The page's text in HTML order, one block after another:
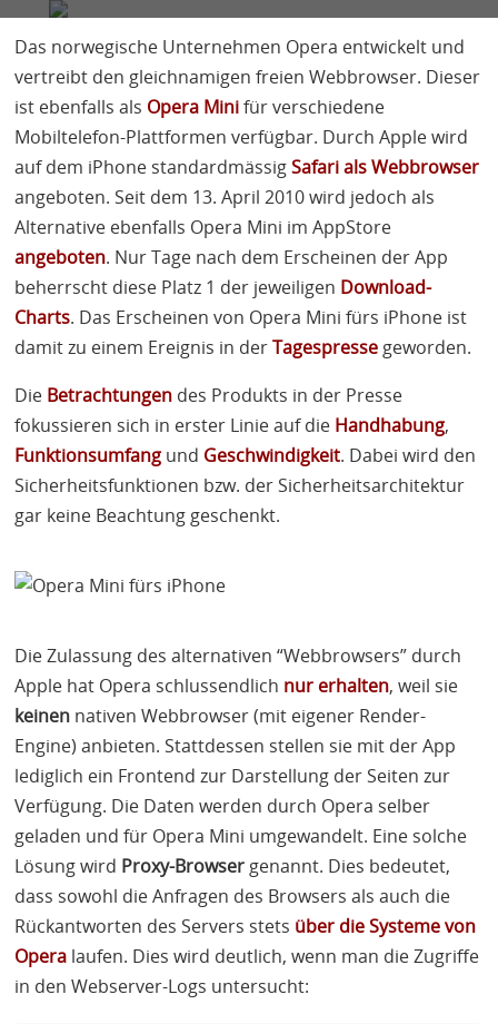
Marc Ruef 6 Minuten
Das norwegische Unternehmen Opera entwickelt und
vertreibt den gleichnamigen freien Webbrowser. Dieser
ist ebenfalls als Opera Minifür verschiedene
Mobiltelefon-Plattformen verfügbar. Durch Apple wird
auf dem iPhone standardmässigSafari als Webbrowser
angeboten. Seit dem 13. April 2010 wird jedoch als
Alternative ebenfalls Opera Mini im AppStore
angeboten. Nur Tage nach dem Erscheinen der App
beherrscht diese Platz 1 der jeweiligen Download-
Charts. Das Erscheinen von Opera Mini fürs iPhone ist
damit zu einem Ereignis in derTagespressegeworden.
Die Betrachtungen des Produkts in der Presse
fokussieren sich in erster Linie auf die Handhabung,
Funktionsumfang und Geschwindigkeit. Dabei wird den
Sicherheitsfunktionen bzw. der Sicherheitsarchitektur
gar keine Beachtung geschenkt.
Die Zulassung des alternativen “Webbrowsers” durch
Apple hat Opera schlussendlich nur erhalten, weil sie
keinen nativen Webbrowser (mit eigener Render-
Engine) anbieten. Stattdessen stellen sie mit der App
lediglich ein Frontend zur Darstellung der Seiten zur
Verfügung. Die Daten werden durch Opera selber
geladen und für Opera Mini umgewandelt. Eine solche
Lösung wird Proxy-Browsergenannt. Dies bedeutet,
dass sowohl die Anfragen des Browsers als auch die
Rückantworten des Servers stets über die Systeme von
Opera laufen. Dies wird deutlich, wenn man die Zugriffe
in den Webserver-Logs untersucht: